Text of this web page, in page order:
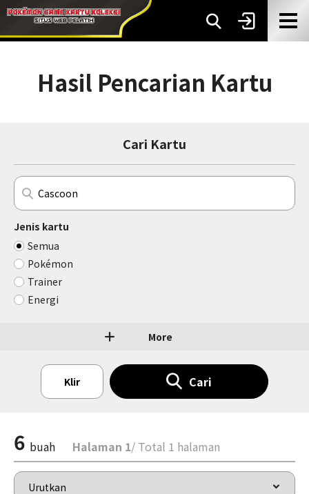
Hasil Pencarian Kartu
Cari Kartu
Jenis kartu
Semua
Pokémon
Trainer
Energi
More
Klir Cari
6 buah Halaman 1/ Total 1 halaman